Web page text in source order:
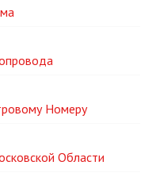
Номеру
Области